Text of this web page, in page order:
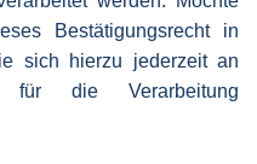
Bestätigungsrecht in
sich hierzu jederzeit an
die Verarbeitung